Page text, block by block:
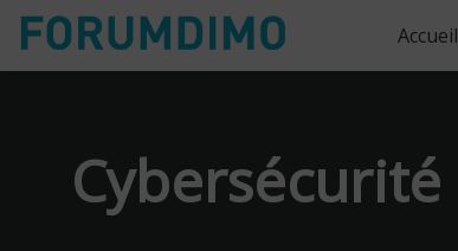
Accueil
Cybersécurité